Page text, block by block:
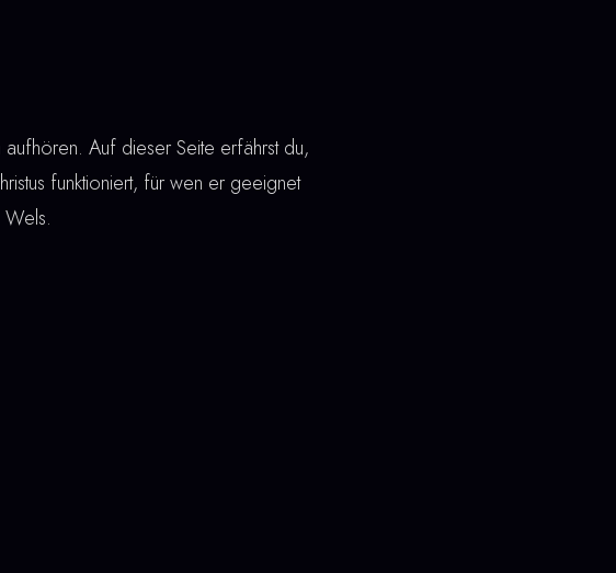
Auf dieser Seite erfährst du,
funktioniert, für wen er geeignet
Wels.